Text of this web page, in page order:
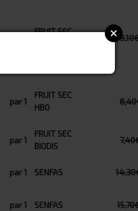
FRUIT SEC
par 1
FRUIT SEC
HBO
par 1
FRUIT SEC
BIODIS
par 1 SENFAS
par 1 SENFAS